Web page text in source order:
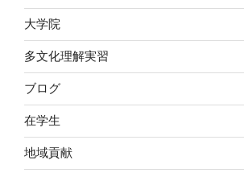
大学院
多文化理解実習
ブログ
在学生
地域貢献